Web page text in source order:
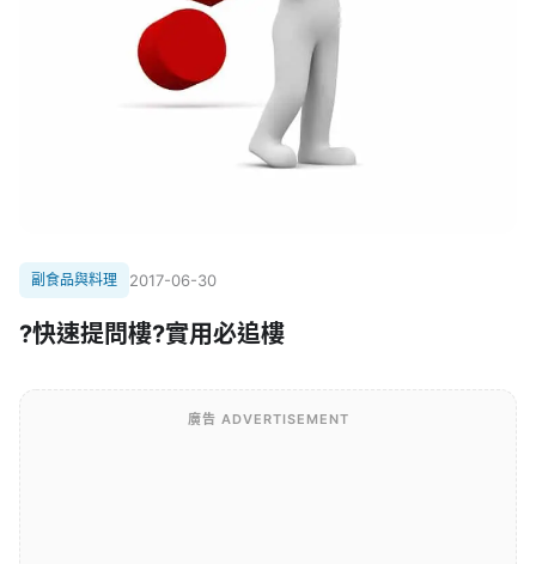
副食品與料理 2017-06-30
?快速提問樓?實用必追樓
廣告 ADVERTISEMENT